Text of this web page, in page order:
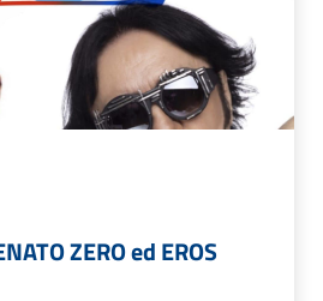
ZERO ed EROS